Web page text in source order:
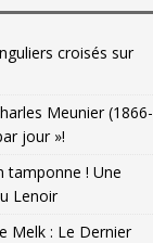
croisés sur
Meunier (1866-
jour »!
tamponne ! Une
Lenoir
Melk : Le Dernier